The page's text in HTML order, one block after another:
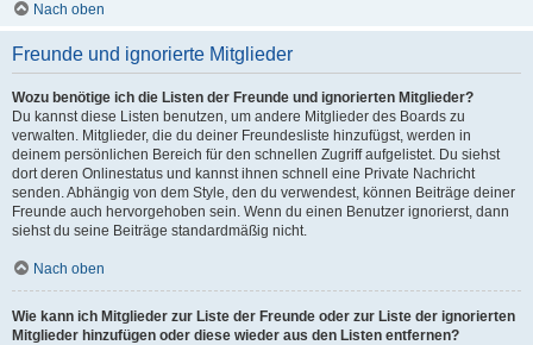
Nach oben
Freunde und ignorierte Mitglieder
Wozu benötige ich die Listen der Freunde und ignorierten Mitglieder?
Du kannst diese Listen benutzen, um andere Mitglieder des Boards zu
verwalten. Mitglieder, die du deiner Freundesliste hinzufügst, werden in
deinem persönlichen Bereich für den schnellen Zugriff aufgelistet. Du siehst
dort deren Onlinestatus und kannst ihnen schnell eine Private Nachricht
senden. Abhängig von dem Style, den du verwendest, können Beiträge deiner
Freunde auch hervorgehoben sein. Wenn du einen Benutzer ignorierst, dann
siehst du seine Beiträge standardmäßig nicht.
Nach oben
Wie kann ich Mitglieder zur Liste der Freunde oder zur Liste der ignorierten
Mitglieder hinzufügen oder diese wieder aus den Listen entfernen?